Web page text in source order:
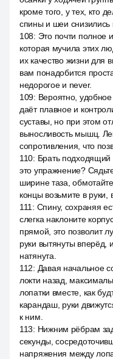
кроме того, у тех, кто
спины и шеи снизились
108: Это почти полное
которая мучила этих
их качество жизни для
вам понадобится
недорогое и never.
109: Вероятно,
даёт плавное и
суставы, но при этом
выносливость мышц.
сопротивления, что
110: Брать подходящий
это упражнение?
ширине таза,
концы возьмите в руки,
111 : Спину, сохраняя
слегка наклоните
прямой, это позволит
руки вытянуты вперёд,
натянута.
112: Давая начальное
локти назад,
лопатки вместе, как
карандаш, руки
к ним.
113: Нижним рёбрам
секунды,
напряжения между